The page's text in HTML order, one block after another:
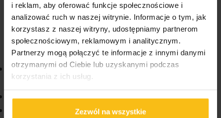
i reklam, aby oferować funkcje społecznościowe i
analizować ruch w naszej witrynie. Informacje o tym, jak
korzystasz z naszej witryny, udostępniamy partnerom
społecznościowym, reklamowym i analitycznym.
Partnerzy mogą połączyć te informacje z innymi danymi
otrzymanymi od Ciebie lub uzyskanymi podczas
korzystania z ich usług.
Zezwól na wszystkie
Spożywać 2 kapsułki dziennie, najlepiej po posiłku.
VIKINGU! Zobacz również:
Nutrition22 Yakuza Pre-Workout Shot 100 ml
Owoce cytrusowe
Nutrition22 Feral Pre-Workout Shot Exotic 100ml
Nutrition22 Golem Pump pre-Workout Cherry-